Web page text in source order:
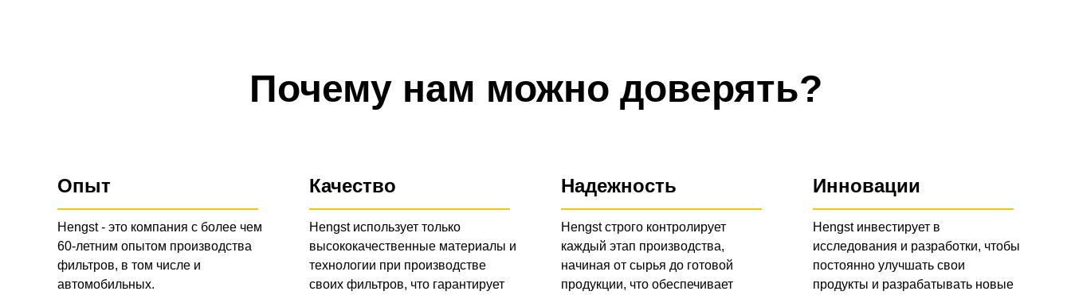
Почему нам можно доверять?
Опыт
Hengst - это компания с более чем
60-летним опытом производства
фильтров, в том числе и
автомобильных.
Качество Надежность
Hengst использует только
высококачественные материалы и
технологии при производстве
своих фильтров, что гарантирует
Инновации
Hengst строго контролирует
каждый этап производства,
начиная от сырья до готовой
продукции, что обеспечивает
Hengst инвестирует в
исследования и разработки, чтобы
постоянно улучшать свои
продукты и разрабатывать новые